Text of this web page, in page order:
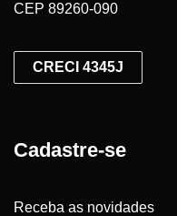
CEP 89260-090
CRECI 4345J
Cadastre-se
Receba as novidades